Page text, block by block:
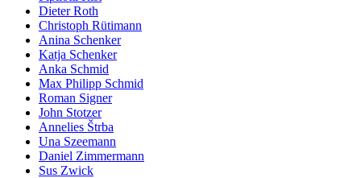
Dieter Roth
Christoph Rütimann
Anina Schenker
Katja Schenker
Anka Schmid
Max Philipp Schmid
Roman Signer
John Stotzer
Annelies Štrba
Una Szeemann
Daniel Zimmermann
Sus Zwick